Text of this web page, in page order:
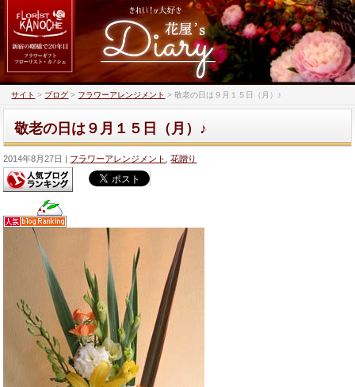
サイト > ブログ > フラワーアレンジメント >敬老の日は９月１５日（月）♪
敬老の日は９月１５日（月）♪
2014年8月27日 フラワーアレンジメント ,花贈り